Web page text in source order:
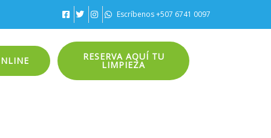
Escríbenos +507 6741 0097
RESERVA AQUÍ TU
LIMPIEZA